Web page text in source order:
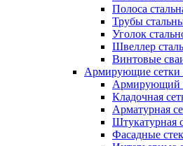
Полоса
Трубы
Уголок
Швеллер
Винтовые
Армирующие сетки
Армирующий
Кладочная
Арматурная
Штукатурная
Фасадные